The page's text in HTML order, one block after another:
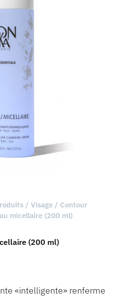
/ Visage / Contour
micellaire (200 ml)
(200 ml)
«intelligente» renferme